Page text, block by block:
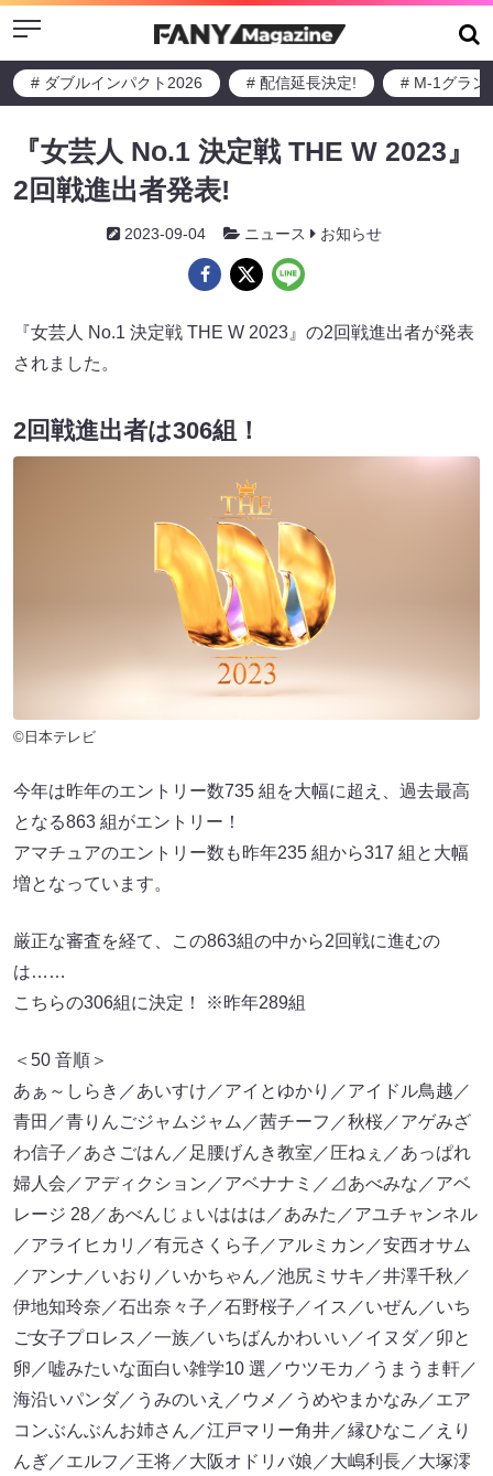
Menu
# ダブルインパクト2026 # 配信延長決定! # M-1グラン
『女芸人 No.1 決定戦 THE W 2023』
2回戦進出者発表!
2023-09-04 ニュース お知らせ
『女芸人 No.1 決定戦 THE W 2023』の2回戦進出者が発表
されました。
2回戦進出者は306組！
©日本テレビ
今年は昨年のエントリー数735 組を大幅に超え、過去最高
となる863 組がエントリー！
アマチュアのエントリー数も昨年235 組から317 組と大幅
増となっています。
厳正な審査を経て、この863組の中から2回戦に進むの
は……
こちらの306組に決定！ ※昨年289組
＜50 音順＞
あぁ～しらき／あいすけ／アイとゆかり／アイドル鳥越／
青田／青りんごジャムジャム／茜チーフ／秋桜／アゲみざ
わ信子／あさごはん／足腰げんき教室／圧ねぇ／あっぱれ
婦人会／アディクション／アベナナミ／⊿あべみな／アベ
レージ 28／あべんじょいははは／あみた／アユチャンネル
／アライヒカリ／有元さくら子／アルミカン／安西オサム
／アンナ／いおり／いかちゃん／池尻ミサキ／井澤千秋／
伊地知玲奈／石出奈々子／石野桜子／イス／いぜん／いち
ご女子プロレス／一族／いちばんかわいい／イヌダ／卯と
卵／嘘みたいな面白い雑学10 選／ウツモカ／うまうま軒／
海沿いパンダ／うみのいえ／ウメ／うめやまかなみ／エア
コンぶんぶんお姉さん／江戸マリー角井／縁ひなこ／えり
んぎ／エルフ／王将／大阪オドリバ娘／大嶋利長／大塚澪